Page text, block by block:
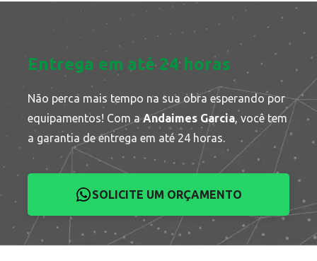
Entrega em até 24 horas
Não perca mais tempo na sua obra esperando por
equipamentos! Com aAndaimes Garcia, você tem
a garantia de entrega em até 24 horas.
SOLICITE UM ORÇAMENTO